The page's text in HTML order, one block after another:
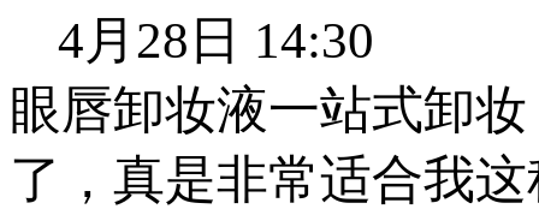
4月28日 14:30
眼唇卸妆液一站式卸
了，真是非常适合我